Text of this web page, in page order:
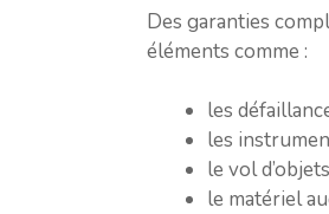
Des garanties
éléments comme :
les
les
le vol
le matériel